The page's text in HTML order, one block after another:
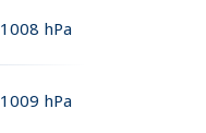
1008 hPa
1009 hPa